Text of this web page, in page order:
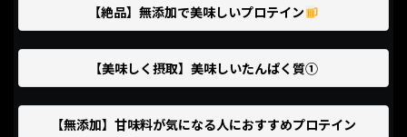
【絶品】無添加で美味しいプロテイン
【美味しく摂取】美味しいたんぱく質①
【無添加】甘味料が気になる人におすすめプロテイン